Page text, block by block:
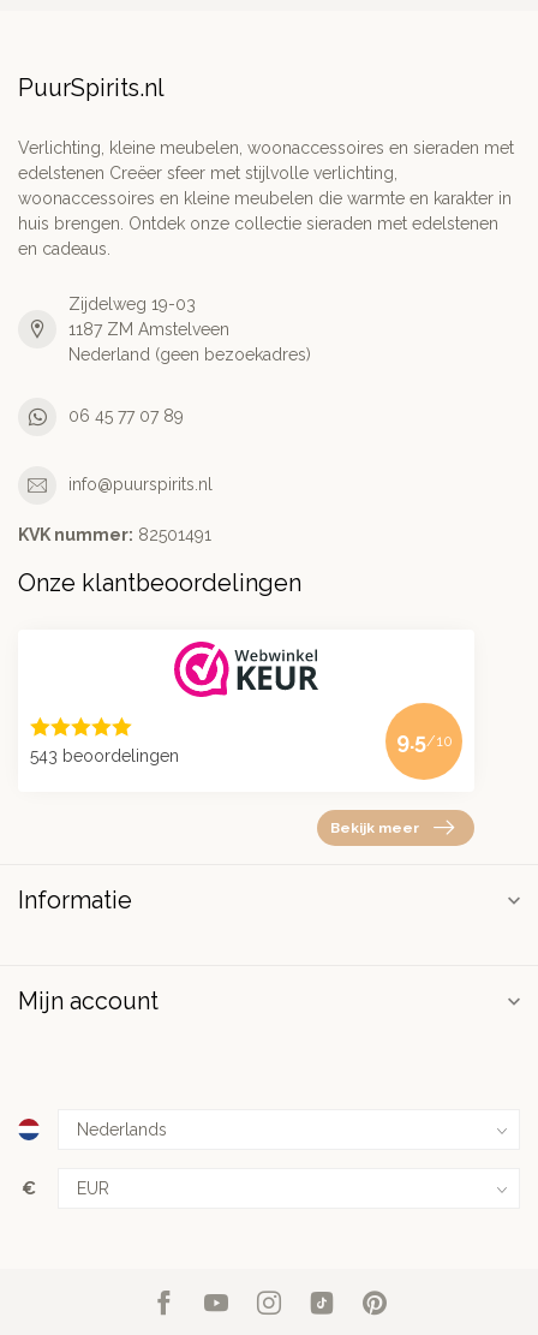
PuurSpirits.nl
Verlichting, kleine meubelen, woonaccessoires en sieraden met
edelstenen Creëer sfeer met stijlvolle verlichting,
woonaccessoires en kleine meubelen die warmte en karakter in
huis brengen. Ontdek onze collectie sieraden met edelstenen
en cadeaus.
Zijdelweg 19-03
1187 ZM Amstelveen
Nederland (geen bezoekadres)
06 45 77 07 89
info@puurspirits.nl
KVK nummer: 82501491
Onze klantbeoordelingen
543 beoordelingen
9.5/10
Bekijk meer
Informatie
Mijn account
€